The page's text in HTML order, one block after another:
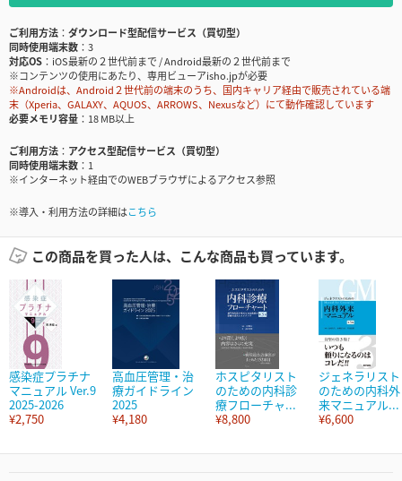
ご利用方法
ダウンロード型配信サービス（買切型）
同時使用端末数
3
対応OS
iOS最新の２世代前まで / Android最新の２世代前まで
※コンテンツの使用にあたり、専用ビューアisho.jpが必要
※Androidは、Android２世代前の端末のうち、国内キャリア経由で販売されている端
末（Xperia、GALAXY、AQUOS、ARROWS、Nexusなど）にて動作確認しています
必要メモリ容量
18 MB以上
ご利用方法
アクセス型配信サービス（買切型）
同時使用端末数
1
※インターネット経由でのWEBブラウザによるアクセス参照
※導入・利用方法の詳細はこちら
この商品を買った人は、こんな商品も買っています。
感染症プラチナ
マニュアル Ver.9
2025-2026
¥2,750
高血圧管理・治
療ガイドライン
2025
¥4,180
ホスピタリスト
のための内科診
療フローチャ...
¥8,800
ジェネラリスト
のための内科外
来マニュアル...
¥6,600